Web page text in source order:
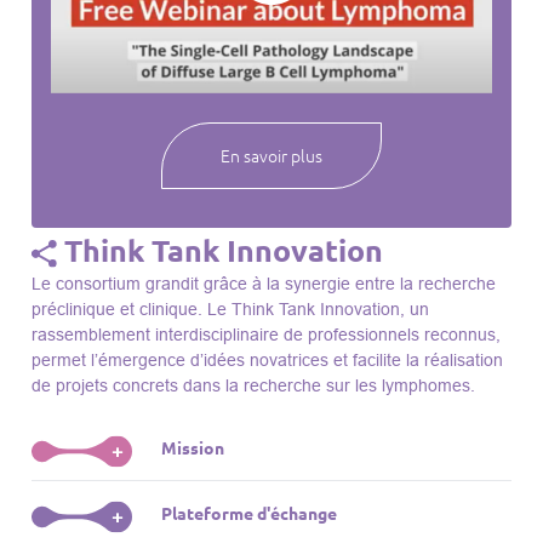
webinaires à venir, des séances précédentes et joignez-vous
notre compréhension des lymphomes et des maladies
En savoir plus
Think Tank Innovation
Le consortium grandit grâce à la synergie entre la recherche
préclinique et clinique. Le Think Tank Innovation, un
rassemblement interdisciplinaire de professionnels reconnus,
permet l’émergence d’idées novatrices et facilite la réalisation
de projets concrets dans la recherche sur les lymphomes.
+ Mission
Le Think Tank initie des projets, façonne des initiatives de
R&D, identifie des porteurs et promeut l’unité parmi les
+ Plateforme d'échange